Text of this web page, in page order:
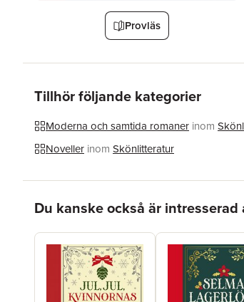
Provläs
Tillhör följande kategorier
Moderna och samtida romaner inom
Noveller inom Skönlitteratur
Du kanske också är intresserad